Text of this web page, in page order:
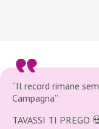
“Il record rimane
Campagna”
TAVASSI TI PREGO